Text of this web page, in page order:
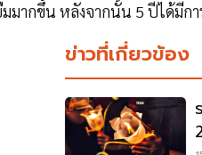
มากขึ้น หลังจากนั้น 5 ปีได้มีกา
ข่าวที่เกี่ยวข้อง